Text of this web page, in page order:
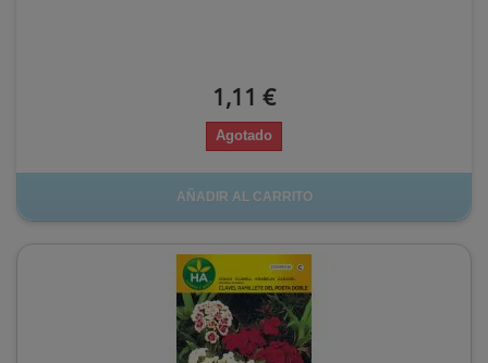
1,11 €
Agotado
AÑADIR AL CARRITO